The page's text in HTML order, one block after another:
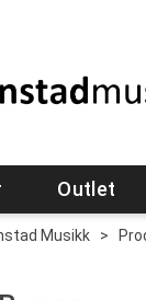
Outlet
Musikk >